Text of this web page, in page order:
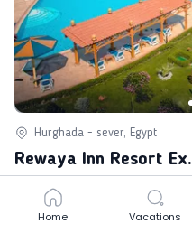
Hurghada - sever, Egypt
Rewaya Inn Resort
Very Good
Home Vacations
Home Vacations